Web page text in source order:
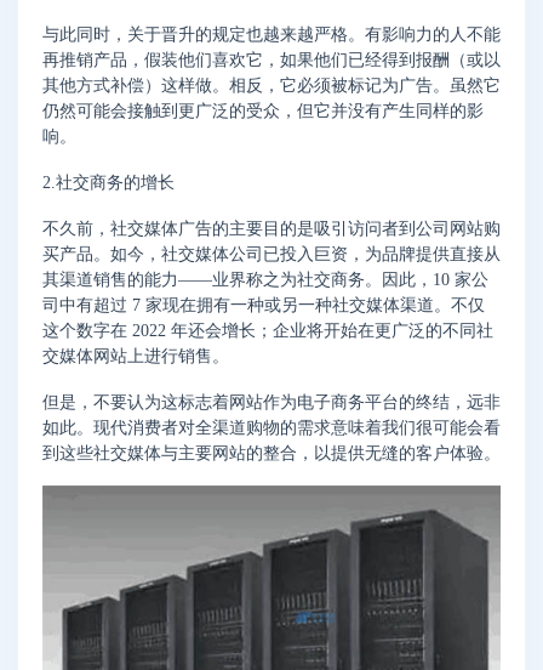
与此同时，关于晋升的规定也越来越严格。有影响力的人不能
再推销产品，假装他们喜欢它，如果他们已经得到报酬（或以
其他方式补偿）这样做。相反，它必须被标记为广告。虽然它
仍然可能会接触到更广泛的受众，但它并没有产生同样的影
响。
2.社交商务的增长
不久前，社交媒体广告的主要目的是吸引访问者到公司网站购
买产品。如今，社交媒体公司已投入巨资，为品牌提供直接从
其渠道销售的能力——业界称之为社交商务。因此，10 家公
司中有超过 7 家现在拥有一种或另一种社交媒体渠道。不仅
这个数字在 2022 年还会增长；企业将开始在更广泛的不同社
交媒体网站上进行销售。
但是，不要认为这标志着网站作为电子商务平台的终结，远非
如此。现代消费者对全渠道购物的需求意味着我们很可能会看
到这些社交媒体与主要网站的整合，以提供无缝的客户体验。